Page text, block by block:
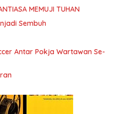
MEMUJI TUHAN
Sembuh
Antar Pokja Wartawan Se-